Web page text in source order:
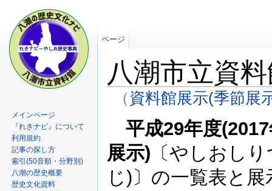
八潮市立資
（ 資料館展示(季節展
平成29年度
展示) 〔やしおし
じ)〕の一覧表と
ページ
メインページ
『れきナビ』について
利用規約
記事の探し方
索引(50音順・分野別)
八潮の歴史概要
歴史文化資料